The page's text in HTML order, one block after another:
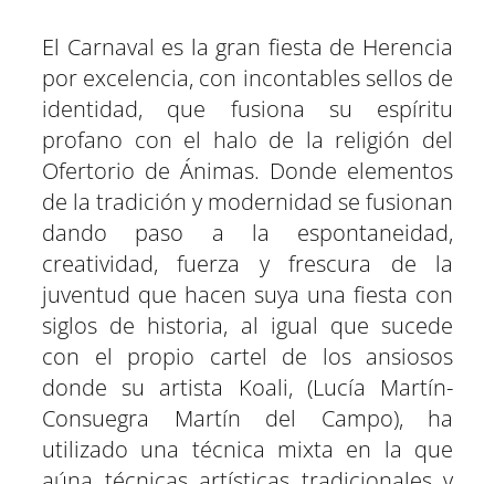
El Carnaval es la gran fiesta de Herencia
por excelencia, con incontables sellos de
identidad, que fusiona su espíritu
profano con el halo de la religión del
Ofertorio de Ánimas. Donde elementos
de la tradición y modernidad se fusionan
dando paso a la espontaneidad,
creatividad, fuerza y frescura de la
juventud que hacen suya una fiesta con
siglos de historia, al igual que sucede
con el propio cartel de los ansiosos
donde su artista Koali, (Lucía Martín-
Consuegra Martín del Campo), ha
utilizado una técnica mixta en la que